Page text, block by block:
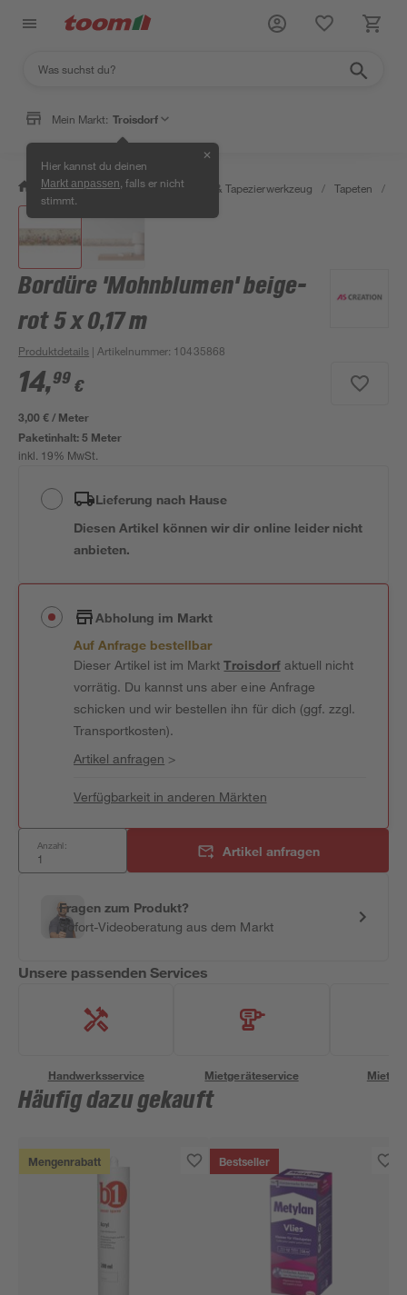
Mein Markt: Troisdorf
Hier kannst du deinen
Markt anpassen , falls er nicht
stimmt.
✕
/ Wohnen & Haushalt / Tapeten & Tapezierwerkzeug / Tapeten /
Bordüre 'Mohnblumen' beige-
rot 5 x 0,17 m
Produktdetails | Artikelnummer: 10435868
14,99 €
3,00 € / Meter
Paketinhalt:5 Meter
inkl. 19% MwSt.
Lieferung nach Hause
Diesen Artikel können wir dir online leider nicht
anbieten.
Abholung im Markt
Auf Anfrage bestellbar
Dieser Artikel ist im MarktTroisdorfaktuell nicht
vorrätig. Du kannst uns aber eine Anfrage
schicken und wir bestellen ihn für dich (ggf. zzgl.
Transportkosten).
Artikel anfragen >
Verfügbarkeit in anderen Märkten
Anzahl: Artikel anfragen
Fragen zum Produkt?
Sofort-Videoberatung aus dem Markt
Unsere passenden Services
Handwerksservice Mietgeräteservice
Häufig dazu gekauft
Mengenrabatt Bestseller